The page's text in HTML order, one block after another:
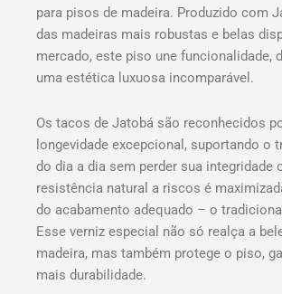
para pisos de madeira. Produzido com
das madeiras mais robustas e belas
mercado, este piso une funcionalidade,
uma estética luxuosa incomparável.
Os tacos de Jatobá são reconhecidos
longevidade excepcional, suportando o
do dia a dia sem perder sua integridade
resistência natural a riscos é
do acabamento adequado – o
Esse verniz especial não só realça a
madeira, mas também protege o piso,
mais durabilidade.